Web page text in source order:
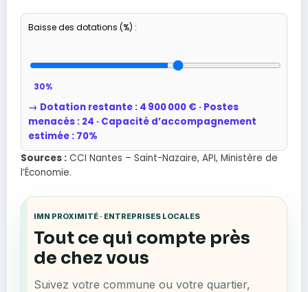
Baisse des dotations (%) :
30%
→ Dotation restante : 4 900 000 € · Postes
menacés : 24 · Capacité d’accompagnement
estimée : 70%
Sources : CCI Nantes – Saint-Nazaire, API, Ministère de
l’Économie.
IMN PROXIMITÉ · ENTREPRISES LOCALES
Tout ce qui compte près
de chez vous
Suivez votre commune ou votre quartier,